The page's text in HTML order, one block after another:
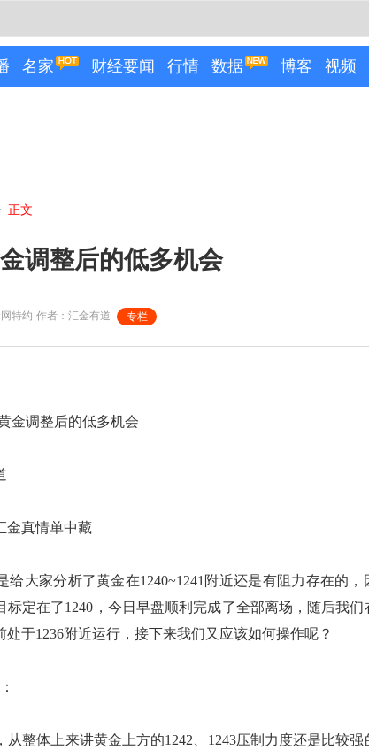
名家 财经要闻 行情 数据 博客 视频
正文
调整后的低多机会
特约 作者：汇金有道 专栏
调整后的低多机会
真情单中藏
家分析了黄金在1240~1241附近还是有阻力存在的，
标定在了1240，今日早盘顺利完成了全部离场，随后我们
于1236附近运行，接下来我们又应该如何操作呢？
体上来讲黄金上方的1242、1243压制力度还是比较强